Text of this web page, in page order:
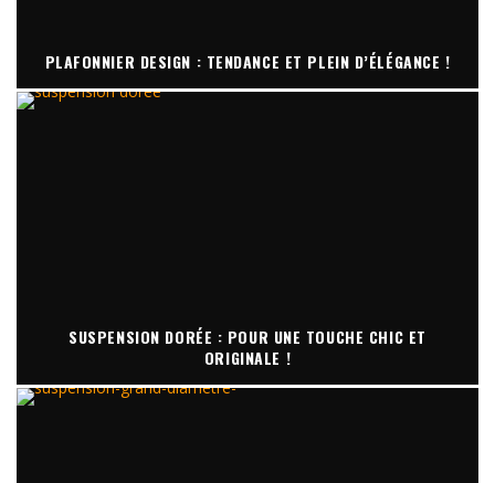
PLAFONNIER DESIGN : TENDANCE ET PLEIN D’ÉLÉGANCE !
SUSPENSION DORÉE : POUR UNE TOUCHE CHIC ET
ORIGINALE !